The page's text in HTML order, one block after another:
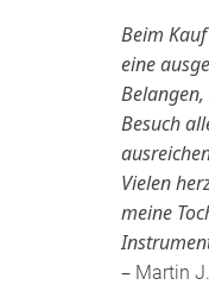
Beim
eine
Besuch
Vielen
meine
– Martin J.